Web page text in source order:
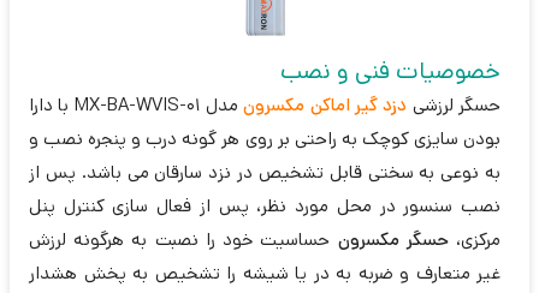
خصوصیات فنی و نصب
حسگر لرزشی دزد گیر اماکن مکسرون
مدل MX-BA-WVIS-01 با دارا
بودن سایزی کوچک به راحتی بر روی هر گونه درب و پنجره نصب و
به نوعی به سختی قابل تشخیص در نزد سارقان می باشد. پس از
نصب سنسور در محل مورد نظر، پس از فعال سازی کنترل پنل
مرکزی،حسگر مکسرون حساسیت خود را نصبت به هرگونه لرزش
غیر متعارف و ضربه به در یا شیشه را تشخیص به پخش هشدار